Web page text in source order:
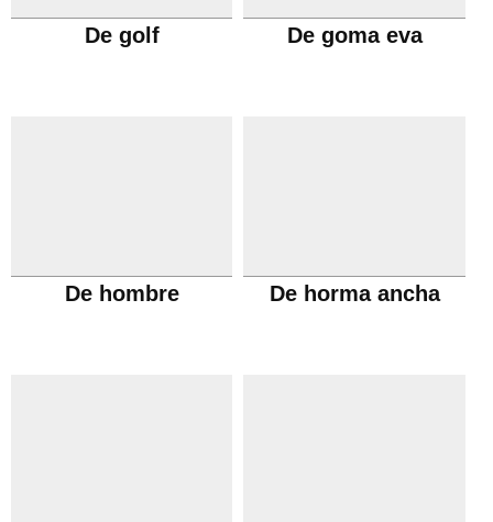
De golf De goma eva
De hombre De horma ancha